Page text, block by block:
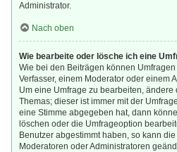
Administrator.
Nach oben
Wie bearbeite oder lösche ich eine
Wie bei den Beiträgen können
Verfasser, einem Moderator oder einem
Um eine Umfrage zu bearbeiten, ändere
Themas; dieser ist immer mit der
eine Stimme abgegeben hat, dann
löschen oder die Umfrageoption
Benutzer abgestimmt haben, so kann
Moderatoren oder Administratoren